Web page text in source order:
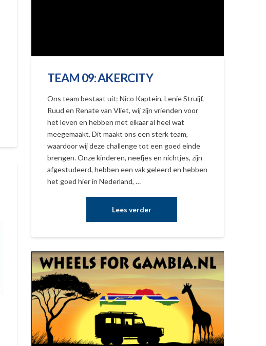
TEAM 09: AKERCITY
Ons team bestaat uit: Nico Kaptein, Lenie Struijf,
Ruud en Renate van Vliet, wij zijn vrienden voor
het leven en hebben met elkaar al heel wat
meegemaakt. Dit maakt ons een sterk team,
waardoor wij deze challenge tot een goed einde
brengen. Onze kinderen, neefjes en nichtjes, zijn
afgestudeerd, hebben een vak geleerd en hebben
het goed hier in Nederland, …